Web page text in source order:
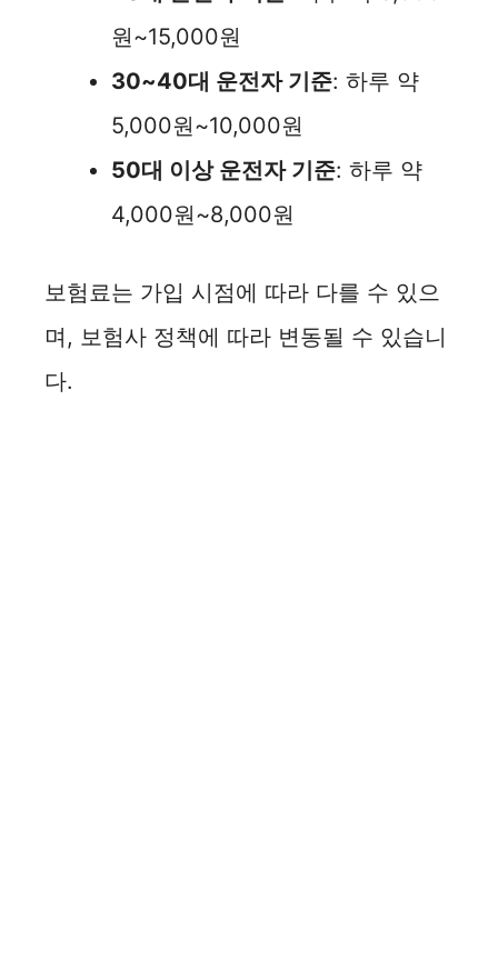
원~15,000원
30~40대 운전자 기준: 하루 약
5,000원~10,000원
50대 이상 운전자 기준: 하루 약
4,000원~8,000원
보험료는 가입 시점에 따라 다를 수 있으
며, 보험사 정책에 따라 변동될 수 있습니
다.